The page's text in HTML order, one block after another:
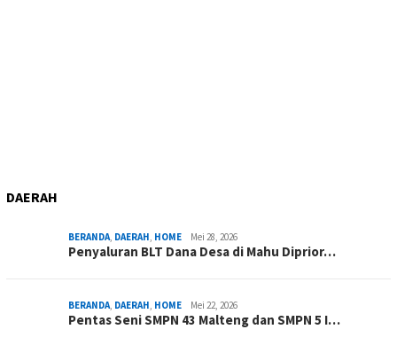
DAERAH
BERANDA, DAERAH, HOME Mei 28, 2026
Penyaluran BLT Dana Desa di Mahu Diprior…
BERANDA, DAERAH, HOME Mei 22, 2026
Pentas Seni SMPN 43 Malteng dan SMPN 5 I…